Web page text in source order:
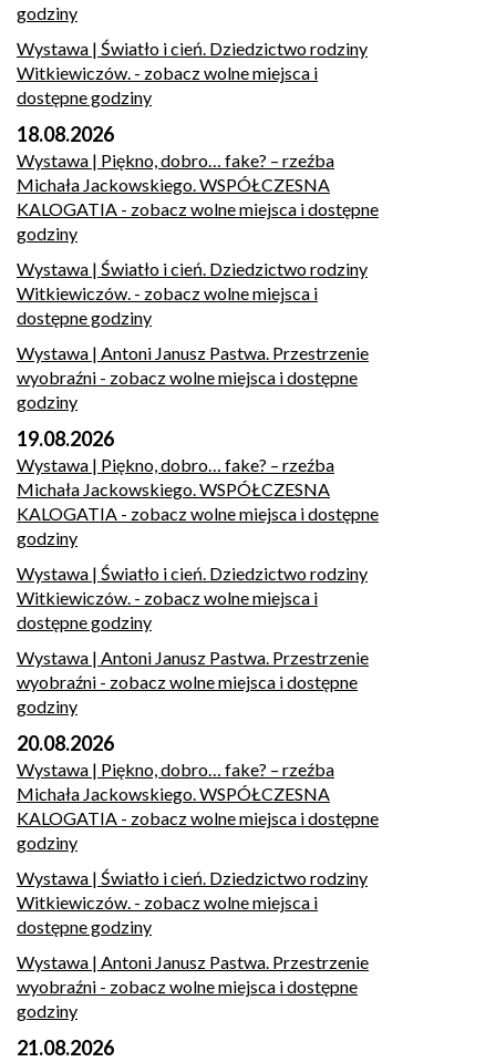
godziny
Wystawa | Światło i cień. Dziedzictwo rodziny
Witkiewiczów. - zobacz wolne miejsca i
dostępne godziny
18.08.2026
Wystawa | Piękno, dobro… fake? – rzeźba
Michała Jackowskiego. WSPÓŁCZESNA
KALOGATIA - zobacz wolne miejsca i dostępne
godziny
Wystawa | Światło i cień. Dziedzictwo rodziny
Witkiewiczów. - zobacz wolne miejsca i
dostępne godziny
Wystawa | Antoni Janusz Pastwa. Przestrzenie
wyobraźni - zobacz wolne miejsca i dostępne
godziny
19.08.2026
Wystawa | Piękno, dobro… fake? – rzeźba
Michała Jackowskiego. WSPÓŁCZESNA
KALOGATIA - zobacz wolne miejsca i dostępne
godziny
Wystawa | Światło i cień. Dziedzictwo rodziny
Witkiewiczów. - zobacz wolne miejsca i
dostępne godziny
Wystawa | Antoni Janusz Pastwa. Przestrzenie
wyobraźni - zobacz wolne miejsca i dostępne
godziny
20.08.2026
Wystawa | Piękno, dobro… fake? – rzeźba
Michała Jackowskiego. WSPÓŁCZESNA
KALOGATIA - zobacz wolne miejsca i dostępne
godziny
Wystawa | Światło i cień. Dziedzictwo rodziny
Witkiewiczów. - zobacz wolne miejsca i
dostępne godziny
Wystawa | Antoni Janusz Pastwa. Przestrzenie
wyobraźni - zobacz wolne miejsca i dostępne
godziny
21.08.2026